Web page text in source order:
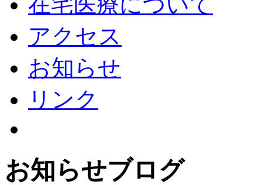
アクセス
お知らせ
リンク
お知らせブログ